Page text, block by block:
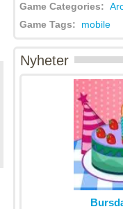
Game Categories:
Game Tags: mobile
Nyheter